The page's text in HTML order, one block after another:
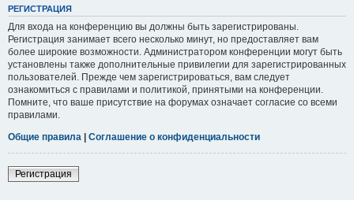
РЕГИСТРАЦИЯ
Для входа на конференцию вы должны быть зарегистрированы.
Регистрация занимает всего несколько минут, но предоставляет вам
более широкие возможности. Администратором конференции могут быть
установлены также дополнительные привилегии для зарегистрированных
пользователей. Прежде чем зарегистрироваться, вам следует
ознакомиться с правилами и политикой, принятыми на конференции.
Помните, что ваше присутствие на форумах означает согласие со всеми
правилами.
Общие правила
Соглашение о конфиденциальности
Регистрация